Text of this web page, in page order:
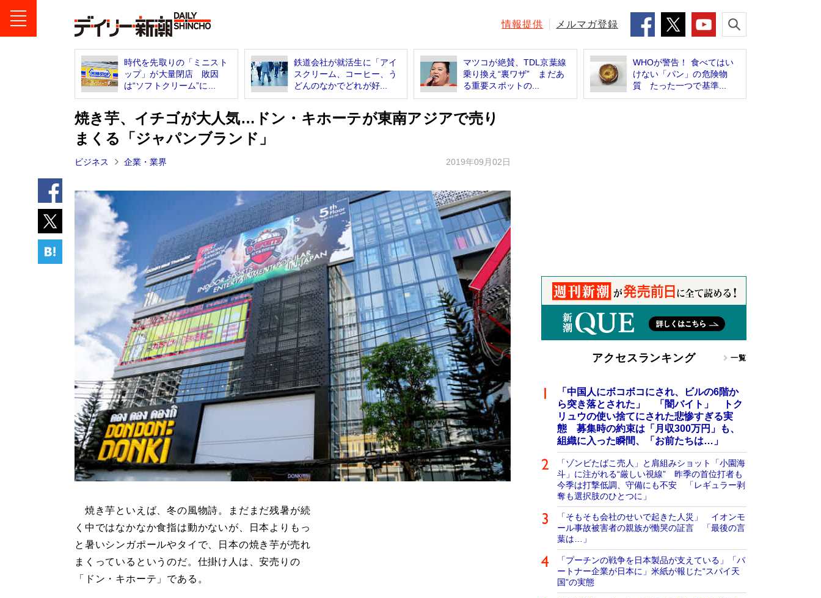
情報提供 メルマガ登録
時代を先取りの「ミニスト
ップ」が大量閉店 敗因
は“ソフトクリーム”に...
鉄道会社が就活生に「アイ
スクリーム、コーヒー、う
どんのなかでどれが好...
マツコが絶賛、TDL京葉線
乗り換え“裏ワザ” まだあ
る重要スポットの...
WHOが警告！ 食べてはい
けない「パン」の危険物
質 たった一つで基準...
焼き芋、イチゴが大人気…ドン・キホーテが東南アジアで売り
まくる「ジャパンブランド」
ビジネス 企業・業界 2019年09月02日
焼き芋といえば、冬の風物詩。まだまだ残暑が続
く中ではなかなか食指は動かないが、日本よりもっ
と暑いシンガポールやタイで、日本の焼き芋が売れ
まくっているというのだ。仕掛け人は、安売りの
「ドン・キホーテ」である。
アクセスランキング 一覧
「中国人にボコボコにされ、ビルの6階か
ら突き落とされた」 「闇バイト」 トク
リュウの使い捨てにされた悲惨すぎる実
態 募集時の約束は「月収300万円」も、
組織に入った瞬間、「お前たちは…」
「ゾンビたばこ売人」と肩組みショット「小園海
斗」に注がれる“厳しい視線” 昨季の首位打者も
今季は打撃低調、守備にも不安 「レギュラー剥
奪も選択肢のひとつに」
「そもそも会社のせいで起きた人災」 イオンモ
ール事故被害者の親族が慟哭の証言 「最後の言
葉は…」
「プーチンの戦争を日本製品が支えている」「パ
ートナー企業が日本に」米紙が報じた“スパイ天
国”の実態